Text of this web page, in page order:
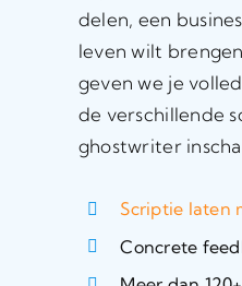
delen, een
leven wilt
geven we je
de verschillende
ghostwriter
Scriptie laten
Concrete